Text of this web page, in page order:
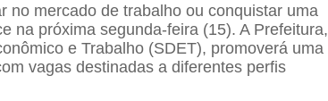
no mercado de trabalho ou conquistar uma
na próxima segunda-feira (15). A Prefeitura,
e Trabalho (SDET), promoverá uma
vagas destinadas a diferentes perfis